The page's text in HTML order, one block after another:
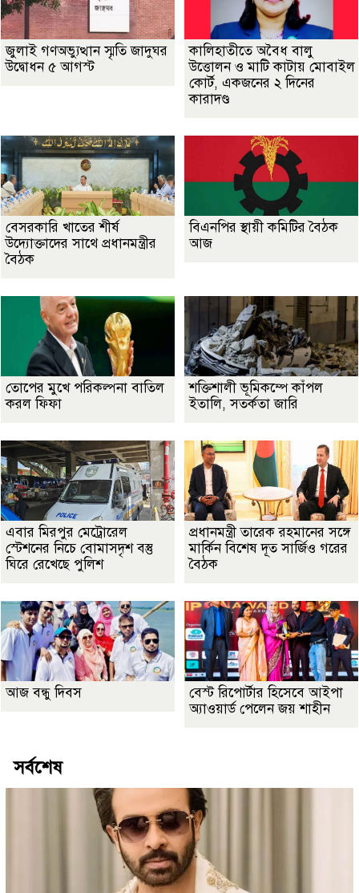
জুলাই গণঅভ্যুত্থান স্মৃতি জাদুঘর
উদ্বোধন ৫ আগস্ট
কালিহাতীতে অবৈধ বালু
উত্তোলন ও মাটি কাটায় মোবাইল
কোর্ট, একজনের ২ দিনের
কারাদণ্ড
বেসরকারি খাতের শীর্ষ
উদ্যোক্তাদের সাথে প্রধানমন্ত্রীর
বৈঠক
বিএনপির স্থায়ী কমিটির বৈঠক
আজ
তোপের মুখে পরিকল্পনা বাতিল
করল ফিফা
শক্তিশালী ভূমিকম্পে কাঁপল
ইতালি, সতর্কতা জারি
এবার মিরপুর মেট্রোরেল
স্টেশনের নিচে বোমাসদৃশ বস্তু
ঘিরে রেখেছে পুলিশ
প্রধানমন্ত্রী তারেক রহমানের সঙ্গে
মার্কিন বিশেষ দূত সার্জিও গরের
বৈঠক
আজ বন্ধু দিবস
বেস্ট রিপোর্টার হিসেবে আইপা
অ্যাওয়ার্ড পেলেন জয় শাহীন
সর্বশেষ